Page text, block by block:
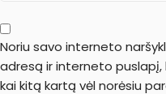
Noriu savo interneto
adresą ir interneto
kai kitą kartą vėl norėsiu